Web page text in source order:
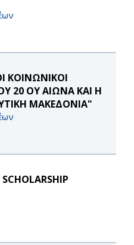
ΚΟΙΝΩΝΙΚΟΙ
20 ΟΥ ΑΙΩΝΑ ΚΑΙ Η
ΜΑΚΕΔΟΝΙΑ"